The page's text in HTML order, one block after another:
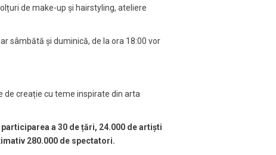
de make-up și hairstyling, ateliere
sâmbătă și duminică, de la ora 18:00 vor
de creație cu teme inspirate din arta
a 30 de țări, 24.000 de artiști
280.000 de spectatori.